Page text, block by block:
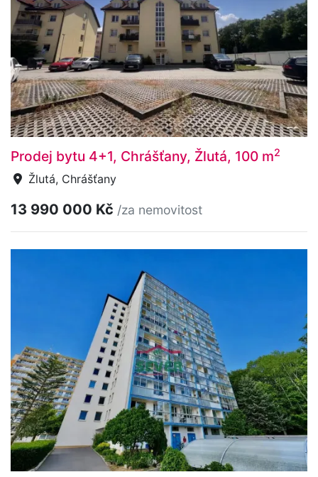
Prodej bytu 4+1, Chrášťany, Žlutá, 100 m2
Žlutá, Chrášťany
13 990 000 Kč /za nemovitost